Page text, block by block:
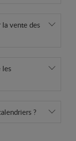
vente des
les
?